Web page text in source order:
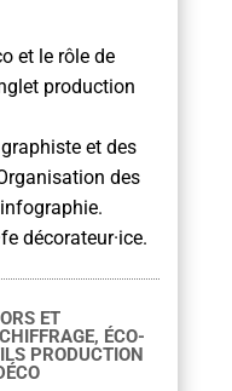
et le rôle de
production
et des
des
décorateur·ice.
ET
ÉCO-
PRODUCTION